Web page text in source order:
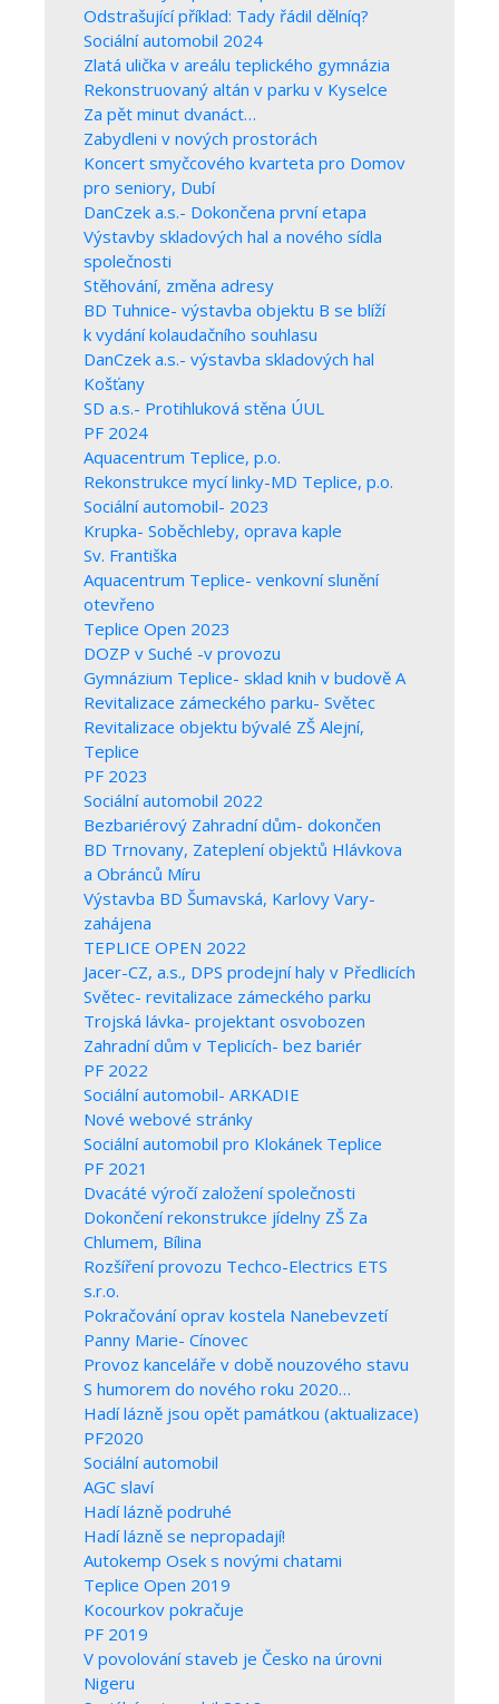
Odstrašující příklad: Tady řádil dělníq?
Sociální automobil 2024
Zlatá ulička v areálu teplického gymnázia
Rekonstruovaný altán v parku v Kyselce
Za pět minut dvanáct…
Zabydleni v nových prostorách
Koncert smyčcového kvarteta pro Domov
pro seniory, Dubí
DanCzek a.s.- Dokončena první etapa
Výstavby skladových hal a nového sídla
společnosti
Stěhování, změna adresy
BD Tuhnice- výstavba objektu B se blíží
k vydání kolaudačního souhlasu
DanCzek a.s.- výstavba skladových hal
Košťany
SD a.s.- Protihluková stěna ÚUL
PF 2024
Aquacentrum Teplice, p.o.
Rekonstrukce mycí linky-MD Teplice, p.o.
Sociální automobil- 2023
Krupka- Soběchleby, oprava kaple
Sv. Františka
Aquacentrum Teplice- venkovní slunění
otevřeno
Teplice Open 2023
DOZP v Suché -v provozu
Gymnázium Teplice- sklad knih v budově A
Revitalizace zámeckého parku- Světec
Revitalizace objektu bývalé ZŠ Alejní,
Teplice
PF 2023
Sociální automobil 2022
Bezbariérový Zahradní dům- dokončen
BD Trnovany, Zateplení objektů Hlávkova
a Obránců Míru
Výstavba BD Šumavská, Karlovy Vary-
zahájena
TEPLICE OPEN 2022
Jacer-CZ, a.s., DPS prodejní haly v Předlicích
Světec- revitalizace zámeckého parku
Trojská lávka- projektant osvobozen
Zahradní dům v Teplicích- bez bariér
PF 2022
Sociální automobil- ARKADIE
Nové webové stránky
Sociální automobil pro Klokánek Teplice
PF 2021
Dvacáté výročí založení společnosti
Dokončení rekonstrukce jídelny ZŠ Za
Chlumem, Bílina
Rozšíření provozu Techco-Electrics ETS
s.r.o.
Pokračování oprav kostela Nanebevzetí
Panny Marie- Cínovec
Provoz kanceláře v době nouzového stavu
S humorem do nového roku 2020…
Hadí lázně jsou opět památkou (aktualizace)
PF2020
Sociální automobil
AGC slaví
Hadí lázně podruhé
Hadí lázně se nepropadají!
Autokemp Osek s novými chatami
Teplice Open 2019
Kocourkov pokračuje
PF 2019
V povolování staveb je Česko na úrovni
Nigeru